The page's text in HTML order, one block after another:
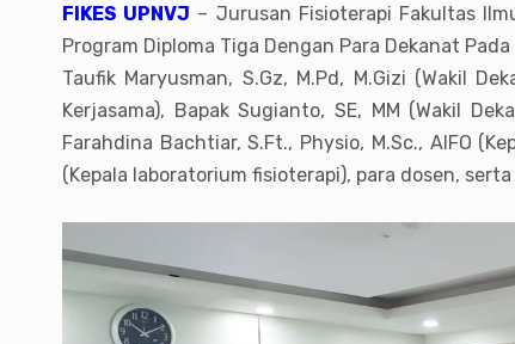
FIKES UPNVJ – Jurusan Fisioterapi Fakultas
Program Diploma Tiga Dengan Para Dekanat
Taufik Maryusman, S.Gz, M.Pd, M.Gizi (Wakil
Kerjasama), Bapak Sugianto, SE, MM (Wakil
Farahdina Bachtiar, S.Ft., Physio, M.Sc., AIFO
(Kepala laboratorium fisioterapi), para dosen,